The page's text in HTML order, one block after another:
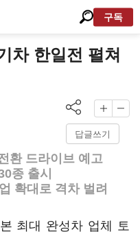
구독
차 한일전 펼쳐
답글쓰기
환 드라이브 예고
종 출시
확대로 격차 벌려
최대 완성차 업체 토